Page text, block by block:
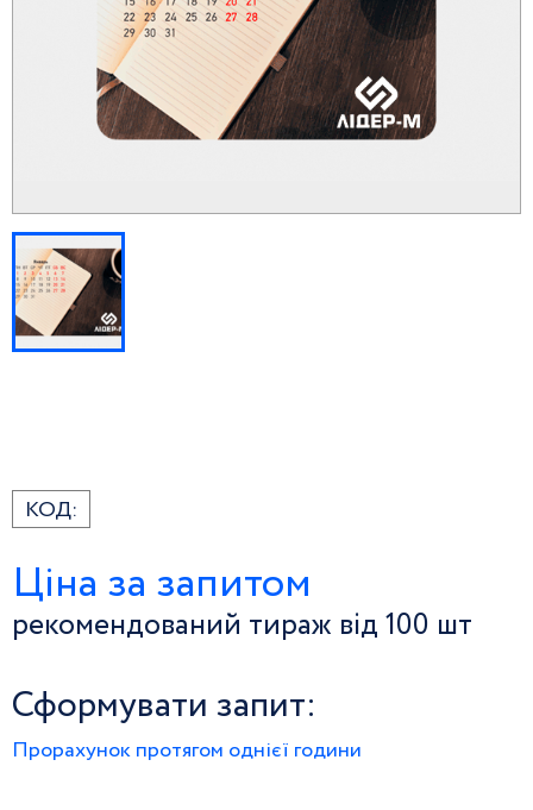
КОД:
Ціна за запитом
рекомендований тираж від 100 шт
Сформувати запит:
Прорахунок протягом однієї години